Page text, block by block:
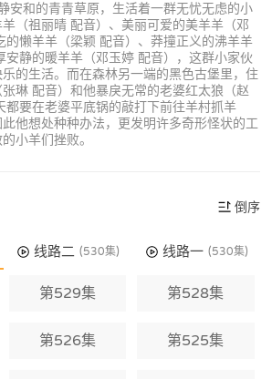
安和的青青草原，生活着一群无忧无虑的小
（祖丽晴 配音）、美丽可爱的美羊羊（邓
的懒羊羊（梁颖 配音）、莽撞正义的沸羊羊
安静的暖羊羊（邓玉婷 配音），这群小家伙
的生活。而在森林另一端的黑色古堡里，住
琳 配音）和他暴戾无常的老婆红太狼（赵
都要在老婆平底锅的敲打下前往羊村抓羊
他想处种种办法，更发明许多奇形怪状的工
小羊们挫败。
倒序
线路二 (530集) 线路一 (530集)
第529集 第528集
第526集 第525集